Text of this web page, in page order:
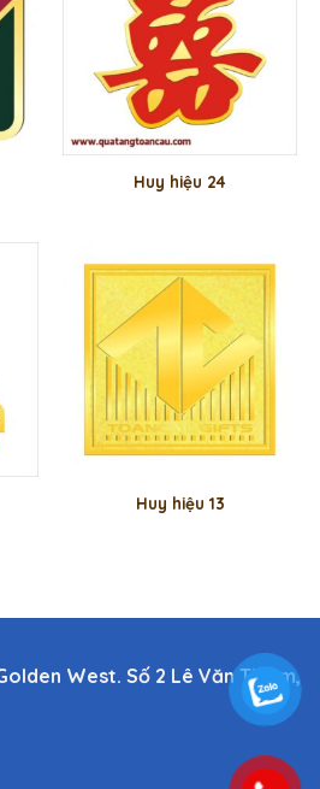
Huy hiệu 24
Huy hiệu 13
West. Số 2 Lê Văn Thiêm,